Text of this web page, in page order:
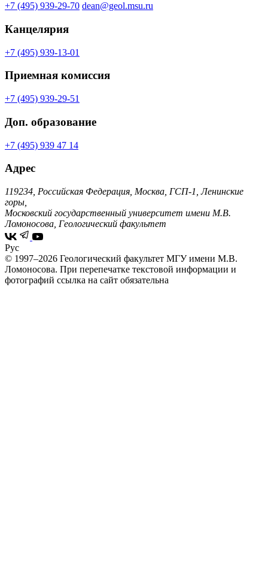
+7 (495) 939-29-70 dean@geol.msu.ru
Канцелярия
+7 (495) 939-13-01
Приемная комиссия
+7 (495) 939-29-51
Доп. образование
+7 (495) 939 47 14
Адрес
119234, Российская Федерация, Москва, ГСП-1, Ленинские
горы,
Московский государственный университет имени М.В.
Ломоносова, Геологический факультет
Рус
© 1997–2026 Геологический факультет МГУ имени М.В.
Ломоносова. При перепечатке текстовой информации и
фотографий ссылка на сайт обязательна